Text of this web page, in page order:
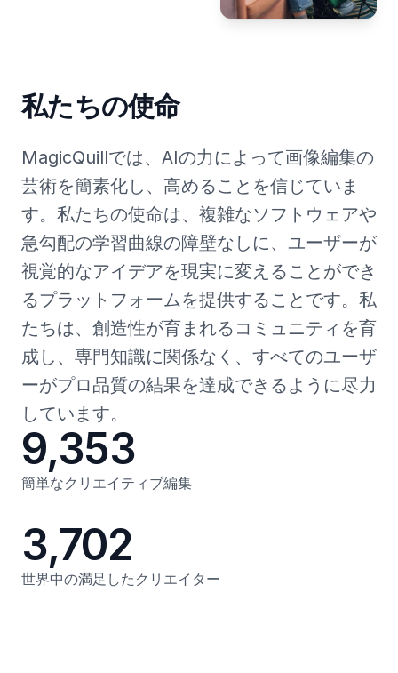
私たちの使命
MagicQuillでは、AIの力によって画像編集の
芸術を簡素化し、高めることを信じていま
す。私たちの使命は、複雑なソフトウェアや
急勾配の学習曲線の障壁なしに、ユーザーが
視覚的なアイデアを現実に変えることができ
るプラットフォームを提供することです。私
たちは、創造性が育まれるコミュニティを育
成し、専門知識に関係なく、すべてのユーザ
ーがプロ品質の結果を達成できるように尽力
しています。
簡単なクリエイティブ編集
9,353
世界中の満足したクリエイター
3,702